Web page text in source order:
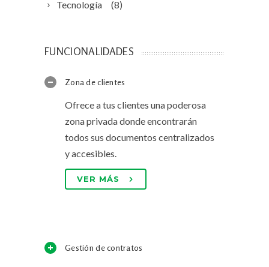
Tecnología (8)
FUNCIONALIDADES
Zona de clientes
Ofrece a tus clientes una poderosa
zona privada donde encontrarán
todos sus documentos centralizados
y accesibles.
VER MÁS
Gestión de contratos